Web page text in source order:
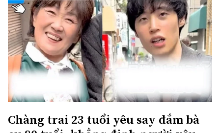
Chàng trai 23 tuổi yêu say đắm bà